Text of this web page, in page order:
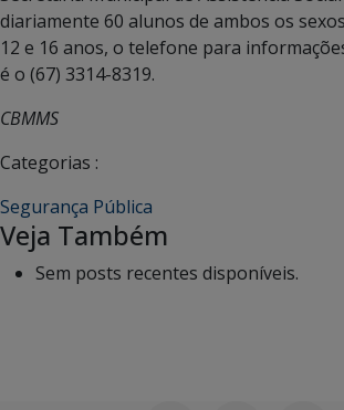
diariamente 60 alunos de ambos os
12 e 16 anos, o telefone para
é o (67) 3314-8319.
CBMMS
Categorias :
Segurança Pública
Veja Também
Sem posts recentes disponíveis.